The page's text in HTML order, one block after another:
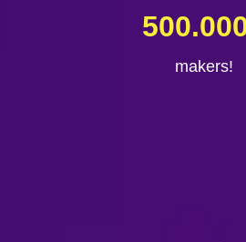
makers!